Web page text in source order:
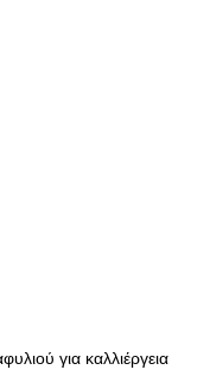
για καλλιέργεια